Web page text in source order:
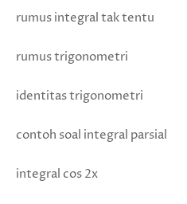
rumus integral tak tentu
rumus trigonometri
identitas trigonometri
contoh soal integral parsial
integral cos 2x